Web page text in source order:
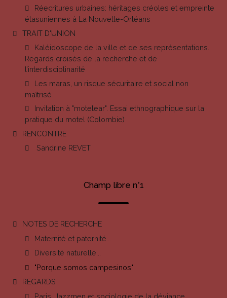
Réecritures urbaines: héritages créoles et empreinte
étasuniennes à La Nouvelle-Orléans
TRAIT D'UNION
Kaléidoscope de la ville et de ses représentations.
Regards croisés de la recherche et de
l’interdisciplinarité
Les maras, un risque sécuritaire et social non
maîtrisé
Invitation à "motelear". Essai ethnographique sur la
pratique du motel (Colombie)
RENCONTRE
Sandrine REVET
Champ libre n°1
NOTES DE RECHERCHE
Maternité et paternité...
Diversité naturelle...
"Porque somos campesinos"
REGARDS
Paris, Jazzmen et sociologie de la déviance